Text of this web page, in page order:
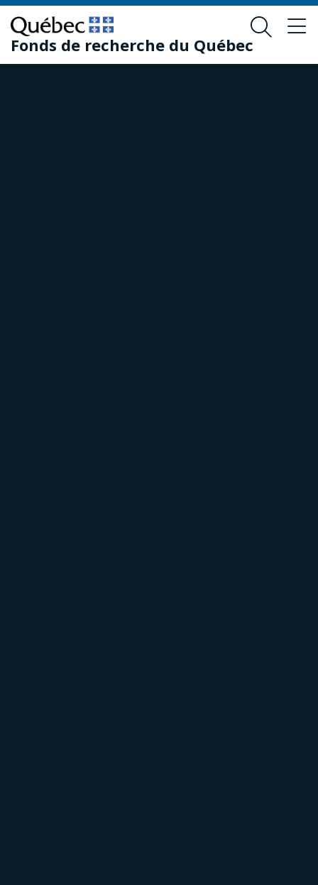
Passer
au
contenu
principal
Passer
au
pied
de
Fonds de recherche du Québec